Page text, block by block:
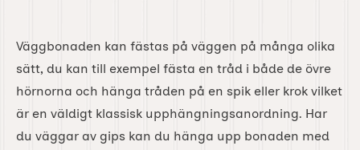
Väggbonaden kan fästas på väggen på många olika
sätt, du kan till exempel fästa en tråd i både de övre
hörnorna och hänga tråden på en spik eller krok vilket
är en väldigt klassisk upphängningsanordning. Har
du väggar av gips kan du hänga upp bonaden med